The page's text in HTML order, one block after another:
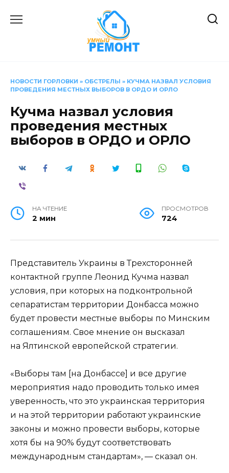
НОВОСТИ ГОРЛОВКИ » ОБСТРЕЛЫ » КУЧМА НАЗВАЛ УСЛОВИЯ
ПРОВЕДЕНИЯ МЕСТНЫХ ВЫБОРОВ В ОРДО И ОРЛО
Кучма назвал условия
проведения местных
выборов в ОРДО и ОРЛО
НА ЧТЕНИЕ
2 мин
ПРОСМОТРОВ
724
Представитель Украины в Трехсторонней
контактной группе Леонид Кучма назвал
условия, при которых на подконтрольной
сепаратистам территории Донбасса можно
будет провести местные выборы по Минским
соглашениям. Свое мнение он высказал
на Ялтинской европейской стратегии.
«Выборы там [на Донбассе] и все другие
мероприятия надо проводить только имея
уверенность, что это украинская территория
и на этой территории работают украинские
законы и можно провести выборы, которые
хотя бы на 90% будут соответствовать
международным стандартам», — сказал он.